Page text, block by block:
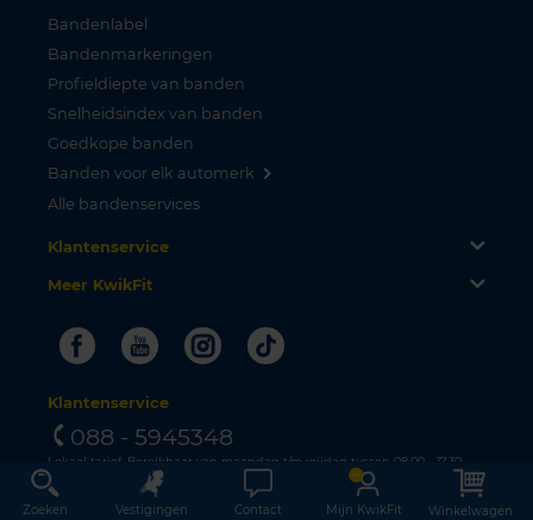
Bandenlabel
Bandenmarkeringen
Profieldiepte van banden
Snelheidsindex van banden
Goedkope banden
Banden voor elk automerk
Alle bandenservices
Klantenservice
Meer KwikFit
FacebookYoutubeInstagram
Tiktok
Klantenservice
088 - 5945348
Lokaal tarief. Bereikbaar van maandag t/m vrijdag tussen 08.00 - 17.30
uur.
Nieuwsbrief
Zoeken Vestigingen Contact Mijn KwikFit Winkelwagen